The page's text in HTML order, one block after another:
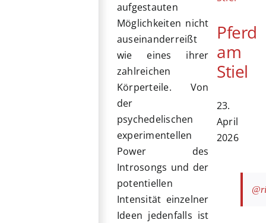
aufgestauten
Möglichkeiten nicht
auseinanderreißt
wie eines ihrer
zahlreichen
Körperteile. Von
der
psychedelischen
experimentellen
Power des
Introsongs und der
potentiellen
Intensität einzelner
Ideen jedenfalls ist
Pferd
am
Stiel
23.
April
2026